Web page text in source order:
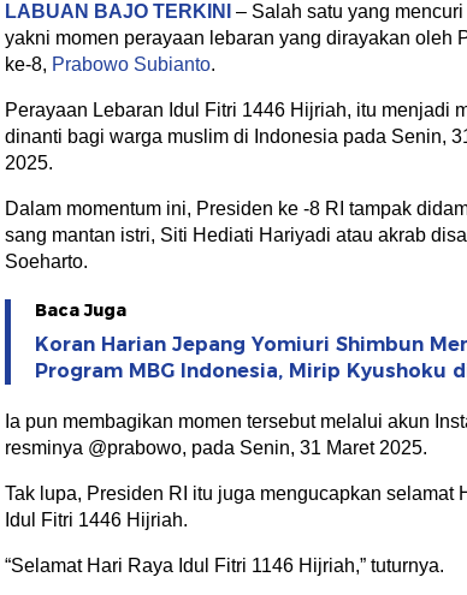
LABUAN BAJO TERKINI
– Salah satu yang
yakni momen perayaan lebaran yang dirayakan oleh
ke-8, Prabowo Subianto.
Perayaan Lebaran Idul Fitri 1446 Hijriah, itu menjadi
dinanti bagi warga muslim di Indonesia pada Senin,
2025.
Dalam momentum ini, Presiden ke -8 RI tampak
sang mantan istri, Siti Hediati Hariyadi atau akrab
Soeharto.
Baca Juga
Koran Harian Jepang Yomiuri Shimbun
Program MBG Indonesia, Mirip Kyushoku
Ia pun membagikan momen tersebut melalui akun
resminya @prabowo, pada Senin, 31 Maret 2025.
Tak lupa, Presiden RI itu juga mengucapkan selamat
Idul Fitri 1446 Hijriah.
“Selamat Hari Raya Idul Fitri 1146 Hijriah,” tuturnya.